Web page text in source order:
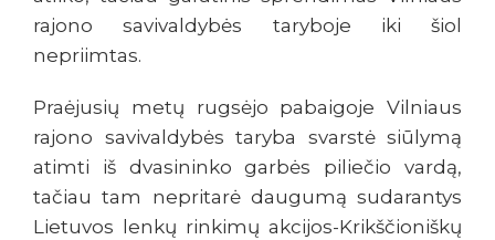
rajono savivaldybės taryboje iki šiol
nepriimtas.
Praėjusių metų rugsėjo pabaigoje Vilniaus
rajono savivaldybės taryba svarstė siūlymą
atimti iš dvasininko garbės piliečio vardą,
tačiau tam nepritarė daugumą sudarantys
Lietuvos lenkų rinkimų akcijos-Krikščioniškų